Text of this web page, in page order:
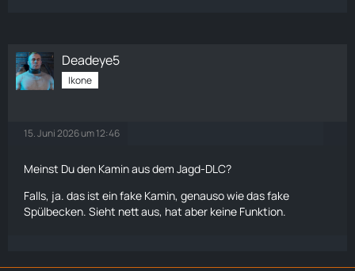
Deadeye5
Ikone
15. Juni 2026 um 12:46
Meinst Du den Kamin aus dem Jagd-DLC?
Falls, ja. das ist ein fake Kamin, genauso wie das fake
Spülbecken. Sieht nett aus, hat aber keine Funktion.